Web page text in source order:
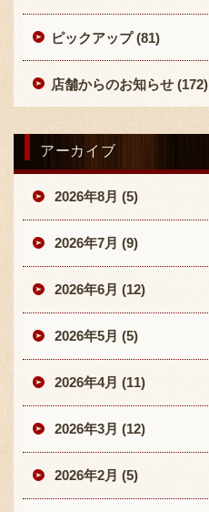
ピックアップ (81)
店舗からのお知らせ (172)
アーカイブ
2026年8月 (5)
2026年7月 (9)
2026年6月 (12)
2026年5月 (5)
2026年4月 (11)
2026年3月 (12)
2026年2月 (5)